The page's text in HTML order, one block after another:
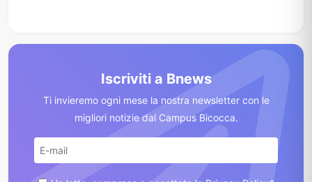
Iscriviti a Bnews
Ti invieremo ogni mese la nostra newsletter con le
migliori notizie dal Campus Bicocca.